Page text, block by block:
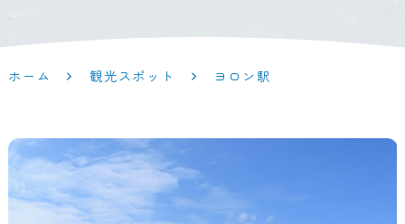
光サイト
ホーム 観光スポット ヨロン駅